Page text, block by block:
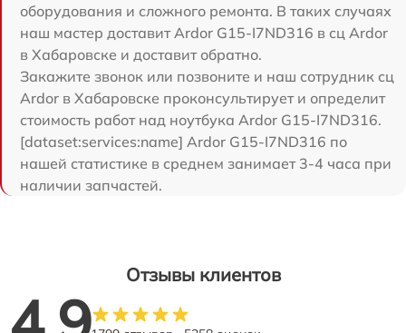
оборудования и сложного ремонта. В таких случаях
наш мастер доставит Ardor G15-I7ND316 в сц Ardor
в Хабаровске и доставит обратно.
Закажите звонок или позвоните и наш сотрудник сц
Ardor в Хабаровске проконсультирует и определит
стоимость работ над ноутбука Ardor G15-I7ND316.
[dataset:services:name] Ardor G15-I7ND316 по
нашей статистике в среднем занимает 3-4 часа при
наличии запчастей.
Отзывы клиентов